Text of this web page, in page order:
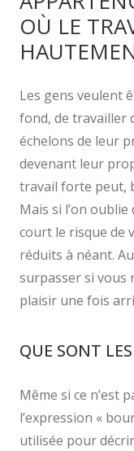
OÙ LE
Les gens veulent
fond, de travailler
échelons de leur
devenant leur
travail forte peut,
Mais si l’on
court le risque de
réduits à néant.
surpasser si vous
plaisir une fois
QUE SONT
Même si ce n’est
l’expression «
utilisée pour